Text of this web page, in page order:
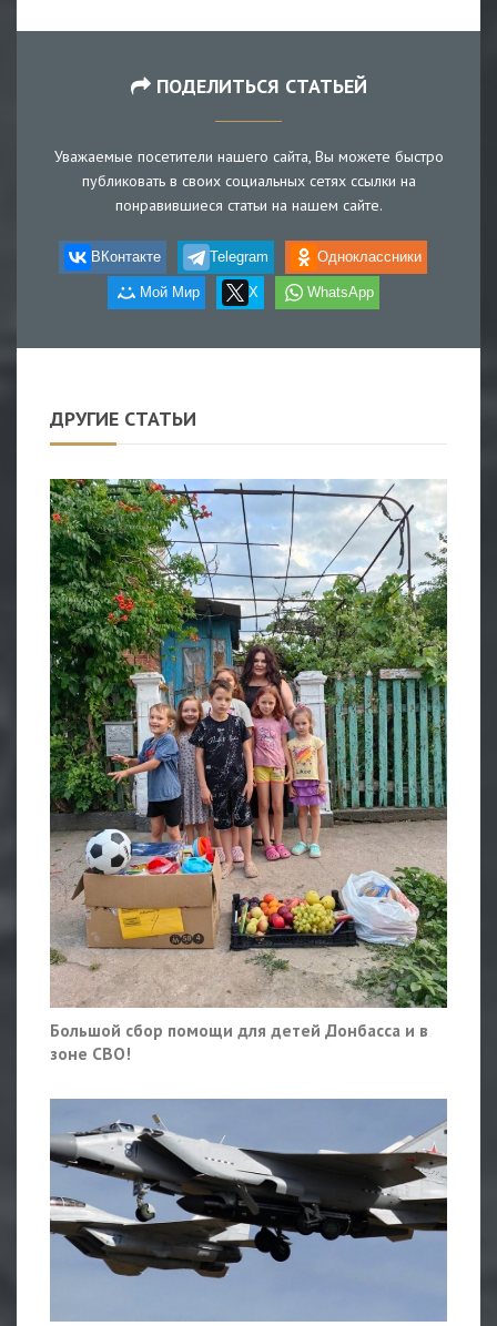
ПОДЕЛИТЬСЯ СТАТЬЕЙ
Уважаемые посетители нашего сайта, Вы можете быстро
публиковать в своих социальных сетях ссылки на
понравившиеся статьи на нашем сайте.
ВКонтакте Telegram Одноклассники
Мой Мир X WhatsApp
ДРУГИЕ СТАТЬИ
Большой сбор помощи для детей Донбасса и в
зоне СВО!